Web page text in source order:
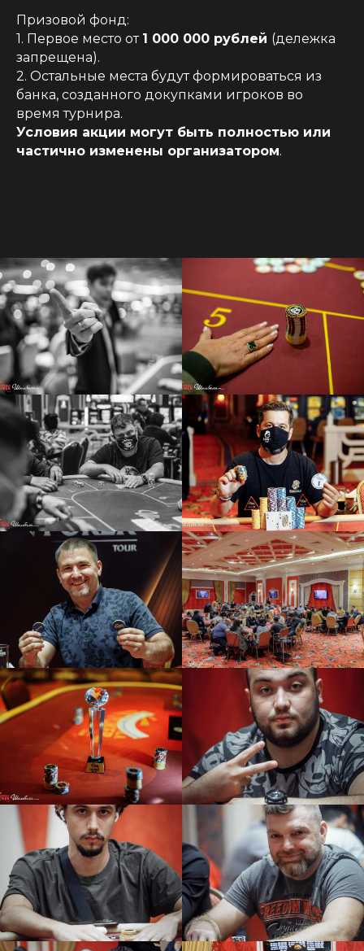
Призовой фонд:
1. Первое место от 1 000 000 рублей (дележка
запрещена).
2. Остальные места будут формироваться из
банка, созданного докупками игроков во
время турнира.
Условия акции могут быть полностью или
частично изменены организатором.